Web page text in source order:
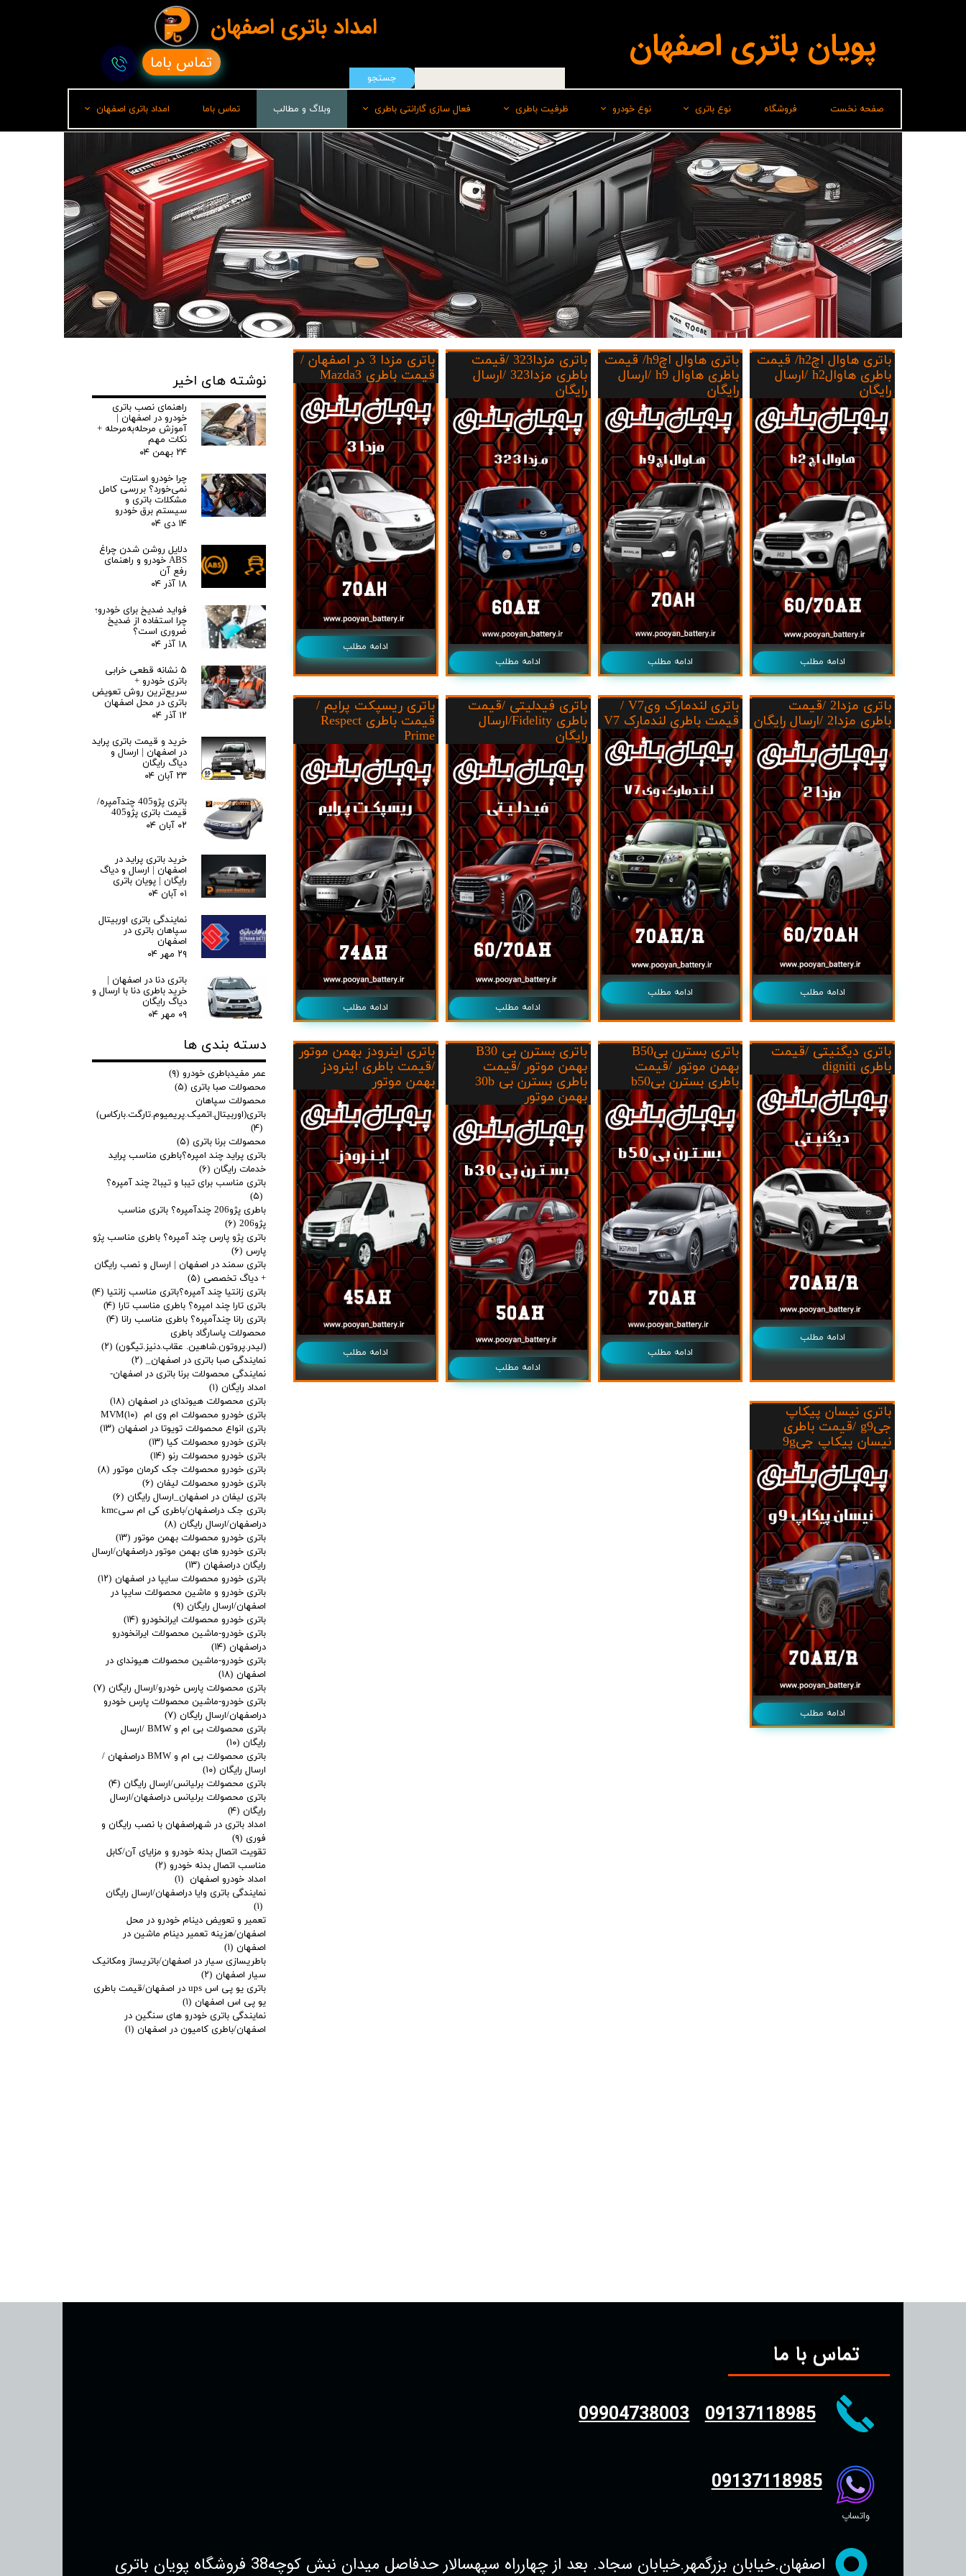
صفحه نخست فروشگاه نوع باتری
لیدر(پاسارگاد)
برناباتری
باتری شارک
سپاهان باتری
وایا باتری
صباباتری
نوع خودرو
هیوندای
ایرانخودرو
سایپا
ام وی امMVM
تویوتا
کیا
جک KMC/JAC
بهمن موتور
لیفان
جیلی
سیترو،ن
دوو
رنو
لکسوس
مزدا
نیسان
ظرفیت باطری
50 امپر
55 امپر
60 امپر
70 امپر بلند L
برلیانس
70 امپر بلندR
فعال سازی گارانتی باطری
سپاهان باطری
برنا
پاسارگاد(لیدر)
وایا
وبلاگ و مطالب تماس باما امداد باتری اصفهان
امداد باتری رشت
پویان باتری اصفهان تماس باما
جستجو
امداد باتری اصفهان
باتری هاوال اچh2/ قیمت
باطری هاوالh2 /ارسال
رایگان
ادامه مطلب
باتری هاوال اچh9/ قیمت
باطری هاوال h9 /ارسال
رایگان
ادامه مطلب
باتری مزدا323 /قیمت
باطری مزدا323 /ارسال
رایگان
ادامه مطلب
باتری مزدا 3 در اصفهان /
قیمت باطری Mazda3
ادامه مطلب
باتری مزدا2 /قیمت
باطری مزدا2 /ارسال رایگان
ادامه مطلب
باتری لندمارک ویV7 /
قیمت باطری لندمارک V7
ادامه مطلب
باتری فیدلیتی /قیمت
باطری Fidelity/ارسال
رایگان
ادامه مطلب
باتری ریسپکت پرایم /
قیمت باطری Respect
Prime
ادامه مطلب
باتری دیگنیتی /قیمت
باطری digniti
ادامه مطلب
باتری بسترن بیB50
بهمن موتور /قیمت
باطری بسترن بیb50
ادامه مطلب
باتری بسترن بی B30
بهمن موتور /قیمت
باطری بسترن بی 30b
بهمن موتور
ادامه مطلب
باتری اینرودز بهمن موتور
/قیمت باطری اینرودز
بهمن موتور
ادامه مطلب
باتری نیسان پیکاپ
جیg9 /قیمت باطری
نیسان پیکاپ جی9g
ادامه مطلب
نوشته های اخیر
راهنمای نصب باتری
خودرو در اصفهان |
آموزش مرحله‌به‌مرحله +
نکات مهم
۲۴ بهمن ۰۴
چرا خودرو استارت
نمی‌خورد؟ بررسی کامل
مشکلات باتری و
سیستم برق خودرو
۱۴ دی ۰۴
دلایل روشن شدن چراغ
ABS خودرو و راهنمای
رفع آن
۱۸ آذر ۰۴
فواید ضدیخ برای خودرو؛
چرا استفاده از ضدیخ
ضروری است؟
۱۸ آذر ۰۴
۵ نشانه قطعی خرابی
باتری خودرو +
سریع‌ترین روش تعویض
باتری در محل اصفهان
۱۲ آذر ۰۴
خرید و قیمت باتری پراید
در اصفهان | ارسال و
دیاگ رایگان
۲۳ آبان ۰۴
باتری پژو405 چندآمپره/
قیمت باتری پژو405
۰۲ آبان ۰۴
خرید باتری پراید در
اصفهان | ارسال و دیاگ
رایگان | پویان باتری
۰۱ آبان ۰۴
نمایندگی باتری اوربیتال
سپاهان باتری در
اصفهان
۲۹ مهر ۰۴
باتری دنا در اصفهان |
خرید باطری دنا با ارسال و
دیاگ رایگان
۰۹ مهر ۰۴
دسته بندی ها
عمر مفیدباطری خودرو (۹)
محصولات صبا باتری (۵)
محصولات سپاهان
باتری(اوربیتال.اتمیک.پریمیوم.تارگت.بارکاس)
(۴)
محصولات برنا باتری (۵)
باتری پراید چند امپره؟باطری مناسب پراید
خدمات رایگان (۶)
باتری مناسب برای تیبا و تیبا2 چند آمپره؟
(۵)
باطری پژو206 چندآمپره؟ باتری مناسب
پژو206
(۶)
باتری پژو پارس چند آمپره؟ باطری مناسب پژو
پارس (۶)
باتری سمند در اصفهان | ارسال و نصب رایگان
+ دیاگ تخصصی (۵)
باتری زانتیا چند آمپره؟باتری مناسب زانتیا (۴)
باتری تارا چند امپره؟ باطری مناسب تارا (۴)
باتری رانا چندآمپره؟ باطری مناسب رانا (۴)
محصولات پاسارگاد باطری
(لیدر.پروتون.شاهین. عقاب.دنیز.تیگون) (۲)
نمایندگی صبا باتری در اصفهان_ (۲)
نمایندگی محصولات برنا باتری در اصفهان-
امداد رایگان (۱)
باتری محصولات هیوندای در اصفهان (۱۸)
باتری خودرو محصولات ام وی ام MVM (۱۰)
باتری انواع محصولات تویوتا در اصفهان (۱۳)
باتری خودرو محصولات کیا (۱۳)
باتری خودرو محصولات رنو (۱۴)
باتری خودرو محصولات جک کرمان موتور (۸)
باتری خودرو محصولات لیفان (۶)
باتری لیفان در اصفهان_ارسال رایگان (۶)
باتری جک دراصفهان/باطری کی ام سیkmc
دراصفهان/ارسال رایگان (۸)
باتری خودرو محصولات بهمن موتور (۱۳)
باتری خودرو های بهمن موتور دراصفهان/ارسال
رایگان دراصفهان (۱۳)
باتری خودرو محصولات سایپا در اصفهان (۱۲)
باتری خودرو و ماشین محصولات سایپا در
اصفهان/ارسال رایگان (۹)
باتری خودرو محصولات ایرانخودرو (۱۴)
باتری خودرو-ماشین محصولات ایرانخودرو
دراصفهان (۱۴)
باتری خودرو-ماشین محصولات هیوندای در
اصفهان (۱۸)
باتری محصولات پارس خودرو/ارسال رایگان (۷)
باتری خودرو-ماشین محصولات پارس خودرو
دراصفهان/ارسال رایگان (۷)
باتری محصولات بی ام و BMW /ارسال
رایگان (۱۰)
باتری محصولات بی ام و BMW دراصفهان /
ارسال رایگان (۱۰)
باتری محصولات برلیانس/ارسال رایگان (۴)
باتری محصولات برلیانس دراصفهان/ارسال
رایگان (۴)
امداد باتری در شهراصفهان با نصب رایگان و
فوری (۹)
تقویت اتصال بدنه خودرو و مزایای آن/کابل
مناسب اتصال بدنه خودرو (۲)
امداد خودرو اصفهان (۱)
نمایندگی باتری وایا دراصفهان/ارسال رایگان
(۱)
تعمیر و تعویض دینام خودرو در محل
اصفهان/هزینه تعمیر دینام ماشین در
اصفهان (۱)
باطریسازی سیار در اصفهان/باتریساز ومکانیک
سیار اصفهان (۲)
باتری یو پی اس ups در اصفهان/قیمت باطری
یو پی اس اصفهان (۱)
نمایندگی باتری خودرو های سنگین در
اصفهان/باطری کامیون در اصفهان (۱)
تماس با ما
واتساپ
09904738003 09137118985
09137118985
اصفهان.خیابان بزرگمهر.خیابان سجاد. بعد از چهارراه سپهسالار حدفاصل میدان نبش کوچه38 فروشگاه پویان باتری